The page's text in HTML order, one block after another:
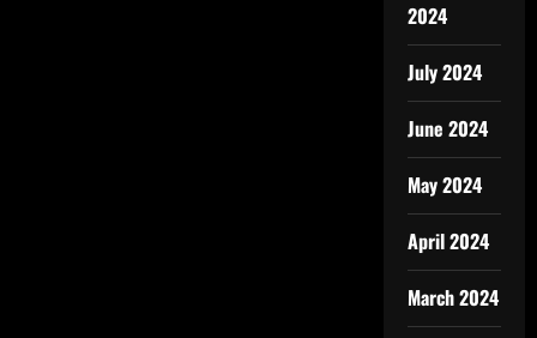
2024
July 2024
June 2024
May 2024
April 2024
March 2024